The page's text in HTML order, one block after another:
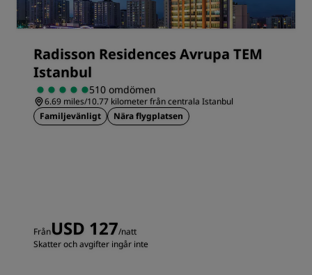
Radisson Residences Avrupa TEM
Istanbul
510 omdömen
6.69 miles/10.77 kilometer från centrala Istanbul
Familjevänligt
Nära flygplatsen
FrånUSD 127/natt
Skatter och avgifter ingår inte